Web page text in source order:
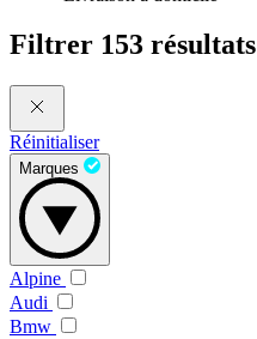
Filtrer 153 résultats
Réinitialiser
Marques
Alpine
Audi
Bmw